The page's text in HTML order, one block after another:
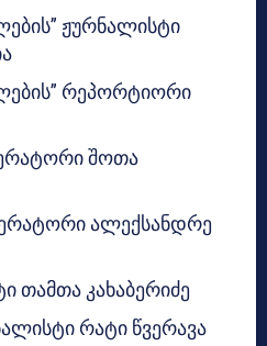
ჟურნალისტი
რეპორტიორი
შოთა
ალექსანდრე
თამთა კახაბერიძე
რატი წვერავა